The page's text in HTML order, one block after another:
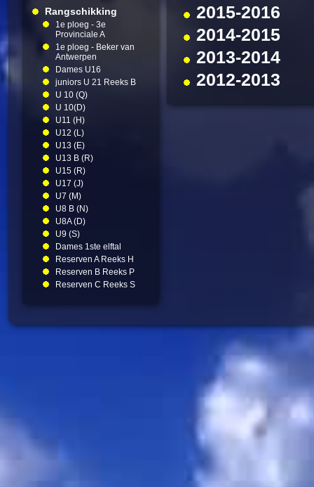
Rangschikking
1e ploeg - 3e
Provinciale A
1e ploeg - Beker van
Antwerpen
Dames U16
juniors U 21 Reeks B
U 10 (Q)
U 10(D)
U11 (H)
U12 (L)
U13 (E)
U13 B (R)
U15 (R)
U17 (J)
U7 (M)
U8 B (N)
U8A (D)
U9 (S)
Dames 1ste elftal
Reserven A Reeks H
Reserven B Reeks P
Reserven C Reeks S
2015-2016
2014-2015
2013-2014
2012-2013